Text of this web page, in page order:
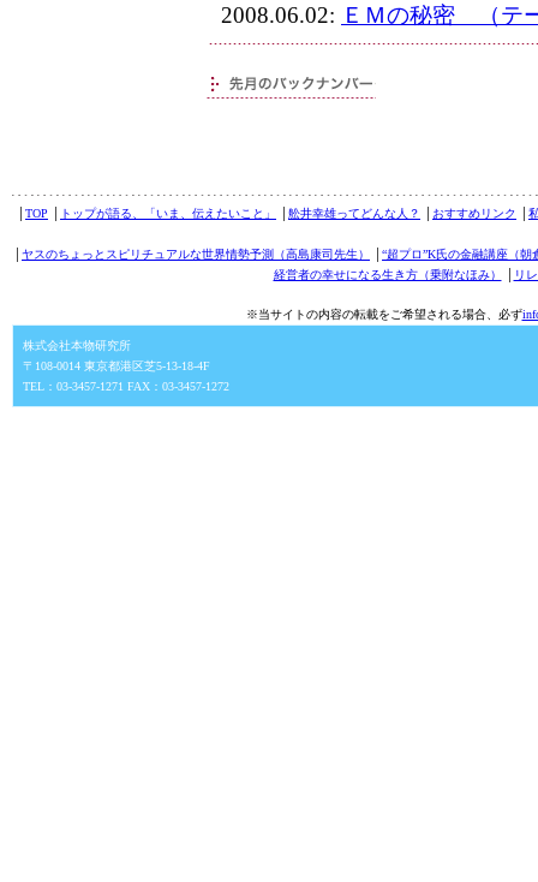
2008.06.02: ＥＭの秘密 （テ
TOP トップが語る、「いま、伝えたいこと」 舩井幸雄ってどんな人？ おすすめリンク
ヤスのちょっとスピリチュアルな世界情勢予測（高島康司先生）
“超プロ”K氏の金融講座（朝
経営者の幸せになる生き方（乗附なほみ）
リ
※当サイトの内容の転載をご希望される場合、必ず
株式会社本物研究所
〒108-0014 東京都港区芝5-13-18-4F
TEL：03-3457-1271 FAX：03-3457-1272